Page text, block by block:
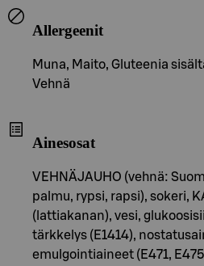
Allergeenit
Muna, Maito, Gluteenia
Vehnä
Ainesosat
VEHNÄJAUHO (vehnä:
palmu, rypsi, rapsi), sokeri,
(lattiakanan), vesi,
tärkkelys (E1414),
emulgointiaineet (E471,